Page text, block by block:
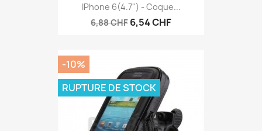
IPhone 6(4.7'') - Coque...
6,88 CHF 6,54 CHF
-10%
RUPTURE DE STOCK